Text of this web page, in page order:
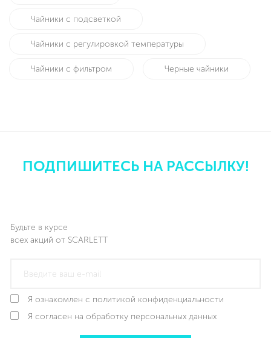
Чайники с подсветкой
Чайники с регулировкой температуры
Чайники с фильтром Черные чайники
ПОДПИШИТЕСЬ НА РАССЫЛКУ!
Будьте в курсе
всех акций от SCARLETT
Я ознакомлен с политикой конфиденциальности
Я согласен на обработку персональных данных